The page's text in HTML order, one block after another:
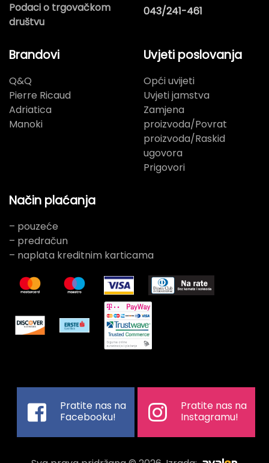
Podaci o trgovačkom
društvu
043/241-461
Brandovi
Q&Q
Pierre Ricaud
Adriatica
Manoki
Uvjeti poslovanja
Opći uvijeti
Uvjeti jamstva
Zamjena
proizvoda/Povrat
proizvoda/Raskid
ugovora
Prigovori
Način plaćanja
– pouzeće
– predračun
– naplata kreditnim karticama
Pratite nas na
Facebooku!
Pratite nas na
Instagramu!